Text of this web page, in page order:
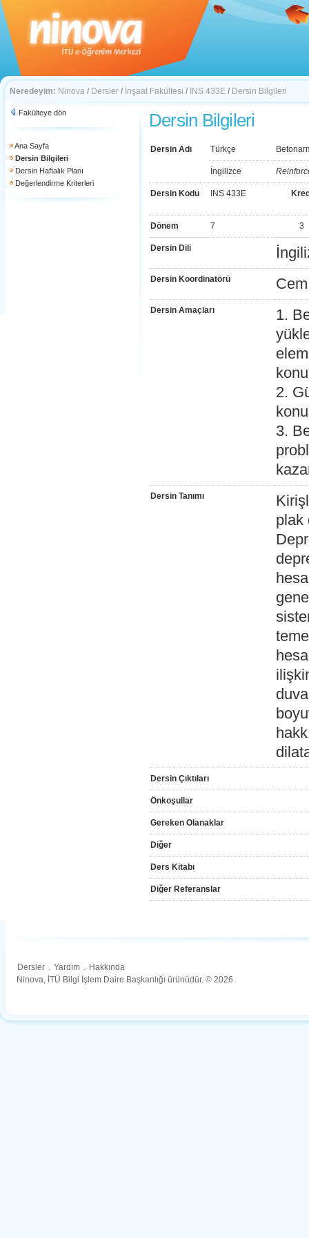
Neredeyim: Ninova / Dersler / İnşaat Fakültesi / INS 433E / Dersin Bilgileri
Fakülteye dön
Ana Sayfa
Dersin Bilgileri
Dersin Haftalık Planı
Değerlendirme Kriterleri
Dersin Bilgileri
Dersin Adı Türkçe
İngilizce
Dersin Kodu INS 433E
Dönem 7 3
Dersin Dili
Dersin Koordinatörü
Dersin Amaçları
1.
2.
3.
Dersin Tanımı
plak
Dersin Çıktıları
Önkoşullar
Gereken Olanaklar
Diğer
Ders Kitabı
Diğer Referanslar
Dersler . Yardım . Hakkında
Ninova, İTÜ Bilgi İşlem Daire Başkanlığı ürünüdür. © 2026